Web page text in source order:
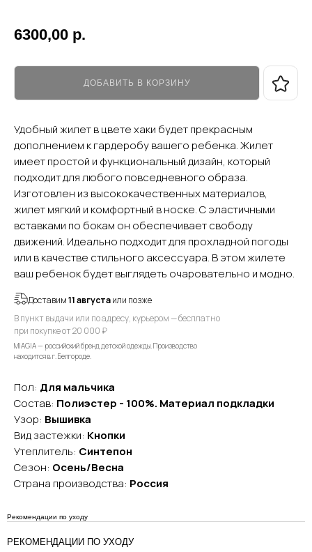
6300,00 р.
ДОБАВИТЬ В КОРЗИНУ
Удобный жилет в цвете хаки будет прекрасным
дополнением к гардеробу вашего ребенка. Жилет
имеет простой и функциональный дизайн, который
подходит для любого повседневного образа.
Изготовлен из высококачественных материалов,
жилет мягкий и комфортный в носке. С эластичными
вставками по бокам он обеспечивает свободу
движений. Идеально подходит для прохладной погоды
или в качестве стильного аксессуара. В этом жилете
ваш ребенок будет выглядеть очаровательно и модно.
Доставим11 августаили позже
В пункт выдачи или по адресу, курьером — бесплатно
при покупке от 20 000 ₽
MIAGIA — российский бренд детской одежды. Производство
находится в г. Белгороде.
Пол: Для мальчика
Состав: Полиэстер - 100%. Материал подкладки
Узор: Вышивка
Вид застежки: Кнопки
Утеплитель: Синтепон
Сезон: Осень/Весна
Страна производства: Россия
Рекомендации по уходу
РЕКОМЕНДАЦИИ ПО УХОДУ